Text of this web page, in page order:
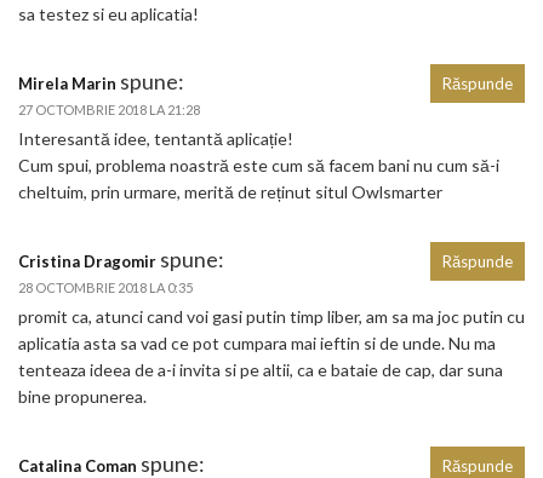
sa testez si eu aplicatia!
Mirela Marin spune:
27 OCTOMBRIE 2018 LA 21:28
Interesantă idee, tentantă aplicație!
Cum spui, problema noastră este cum să facem bani nu cum să-i
cheltuim, prin urmare, merită de reținut situl Owlsmarter
Răspunde
Cristina Dragomir spune:
28 OCTOMBRIE 2018 LA 0:35
promit ca, atunci cand voi gasi putin timp liber, am sa ma joc putin cu
aplicatia asta sa vad ce pot cumpara mai ieftin si de unde. Nu ma
tenteaza ideea de a-i invita si pe altii, ca e bataie de cap, dar suna
bine propunerea.
Răspunde
Catalina Coman spune: Răspunde